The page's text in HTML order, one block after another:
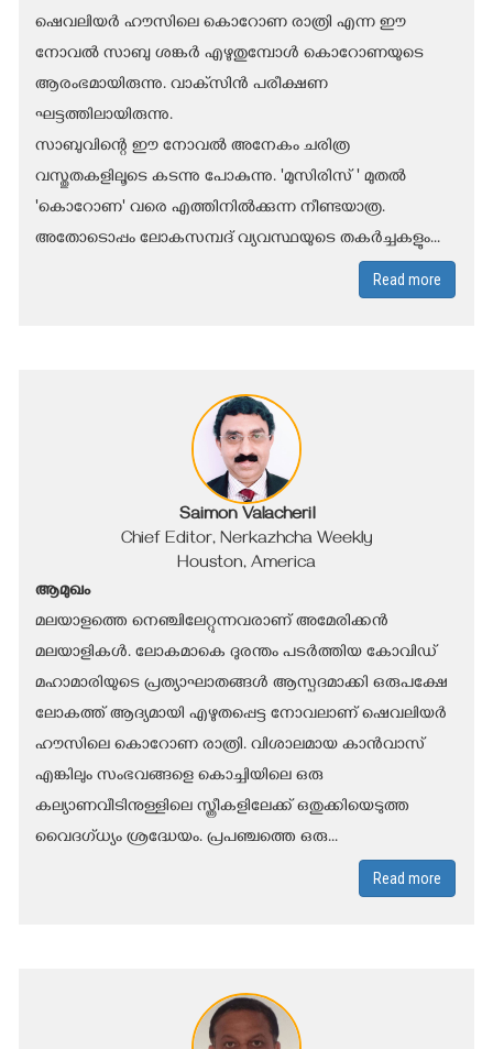
ഷെവലിയർ ഹൗസിലെ കൊറോണ രാത്രി എന്ന ഈ
നോവൽ സാബു ശങ്കർ എഴുതുമ്പോൾ കൊറോണയുടെ
ആരംഭമായിരുന്നു. വാക്‌സിൻ പരീക്ഷണ
ഘട്ടത്തിലായിരുന്നു.
സാബുവിന്റെ ഈ നോവൽ അനേകം ചരിത്ര
വസ്തുതകളിലൂടെ കടന്നു പോകുന്നു. 'മുസിരിസ് ' മുതൽ
'കൊറോണ' വരെ എത്തിനിൽക്കുന്ന നീണ്ടയാത്ര.
അതോടൊപ്പം ലോകസമ്പദ് വ്യവസ്ഥയുടെ തകർച്ചകളും...
Read more
Saimon Valacheril
Chief Editor, Nerkazhcha Weekly
Houston, America
ആമുഖം
മലയാളത്തെ നെഞ്ചിലേറ്റുന്നവരാണ് അമേരിക്കൻ
മലയാളികൾ. ലോകമാകെ ദുരന്തം പടർത്തിയ കോവിഡ്
മഹാമാരിയുടെ പ്രത്യാഘാതങ്ങൾ ആസ്പദമാക്കി ഒരുപക്ഷേ
ലോകത്ത് ആദ്യമായി എഴുതപ്പെട്ട നോവലാണ് ഷെവലിയർ
ഹൗസിലെ കൊറോണ രാത്രി. വിശാലമായ കാൻവാസ്
എങ്കിലും സംഭവങ്ങളെ കൊച്ചിയിലെ ഒരു
കല്യാണവീടിനുള്ളിലെ സ്ത്രീകളിലേക്ക് ഒതുക്കിയെടുത്ത
വൈദഗ്ധ്യം ശ്രദ്ധേയം. പ്രപഞ്ചത്തെ ഒരു...
Read more